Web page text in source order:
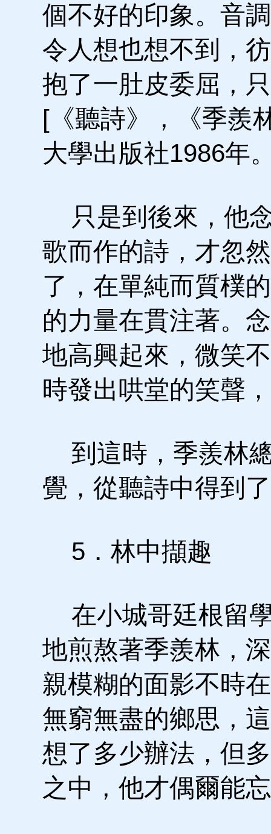
個不好的印象。音
令人想也想不到，
抱了一肚皮委屈，
[《聽詩》，《季羨
大學出版社1986年
只是到後來，他
歌而作的詩，才忽
了，在單純而質樸
的力量在貫注著。
地高興起來，微笑
時發出哄堂的笑聲
到這時，季羨林
覺，從聽詩中得到
5．林中擷趣
在小城哥廷根留
地煎熬著季羨林，
親模糊的面影不時
無窮無盡的鄉思，
想了多少辦法，但
之中，他才偶爾能